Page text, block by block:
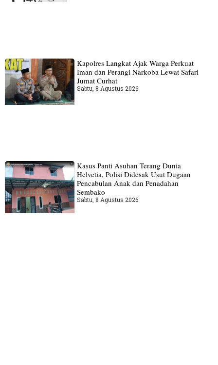
Kapolres Langkat Ajak Warga Perkuat
Iman dan Perangi Narkoba Lewat Safari
Jumat Curhat
Sabtu, 8 Agustus 2026
Kasus Panti Asuhan Terang Dunia
Helvetia, Polisi Didesak Usut Dugaan
Pencabulan Anak dan Penadahan
Sembako
Sabtu, 8 Agustus 2026